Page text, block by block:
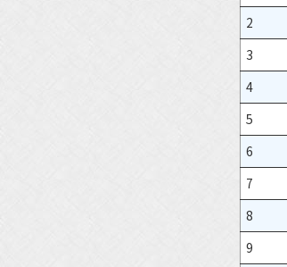
2
3
4
5
6
7
8
9